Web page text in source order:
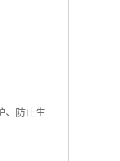
、防止生